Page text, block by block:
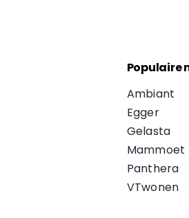
Populaire
Ambiant
Egger
Gelasta
Mammoet
Panthera
VTwonen